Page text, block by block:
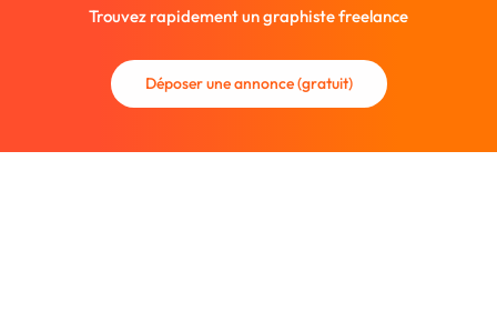
Trouvez rapidement un graphiste freelance
Déposer une annonce (gratuit)